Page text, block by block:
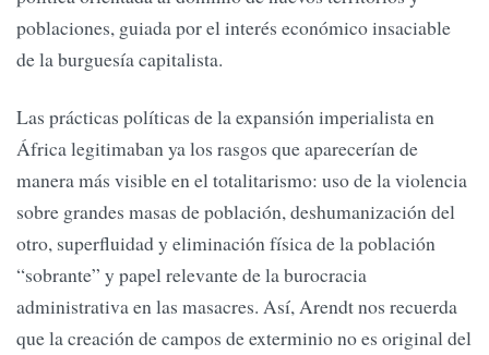
poblaciones, guiada por el interés económico insaciable
de la burguesía capitalista.
Las prácticas políticas de la expansión imperialista en
África legitimaban ya los rasgos que aparecerían de
manera más visible en el totalitarismo: uso de la violencia
sobre grandes masas de población, deshumanización del
otro, superfluidad y eliminación física de la población
“sobrante” y papel relevante de la burocracia
administrativa en las masacres. Así, Arendt nos recuerda
que la creación de campos de exterminio no es original del